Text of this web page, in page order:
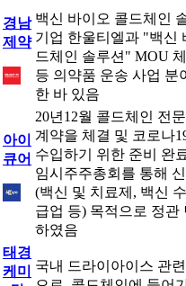
경남
제약
백신 바이오 콜드체인
기업 한울티엘과 "백신
드체인 솔루션" MOU
등 의약품 운송 사업 분
한 바 있음
아이
큐어
20년12월 콜드체인 전
계약을 체결 및 코로나
수입하기 위한 준비 완
임시주주총회를 통해
(백신 및 치료제, 백신
급업 등) 목적으로 정관
하였음
태경
케미
국내 드라이아이스 관